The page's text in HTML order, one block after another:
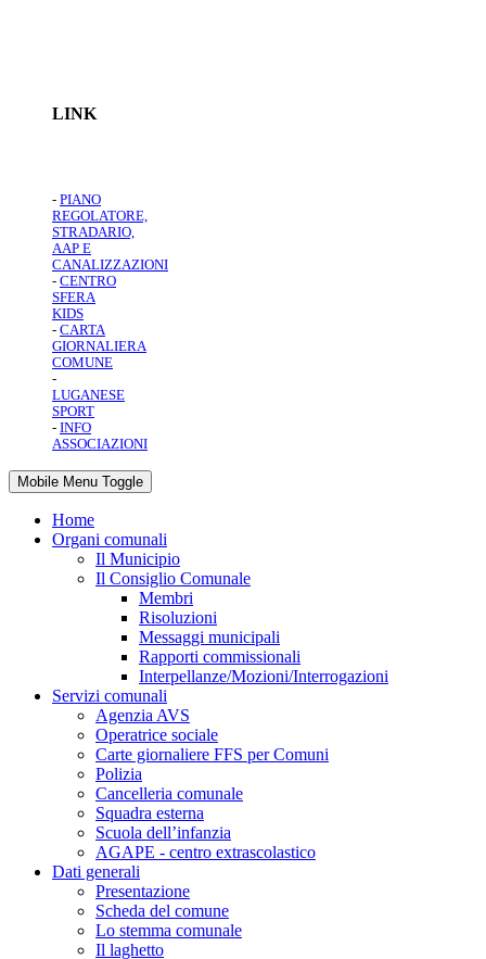
LINK
- PIANO
REGOLATORE,
STRADARIO,
AAP E
CANALIZZAZIONI
- CENTRO
SFERA
KIDS
- CARTA
GIORNALIERA
COMUNE
-
LUGANESE
SPORT
- INFO
ASSOCIAZIONI
Mobile Menu Toggle
Home
Organi comunali
Il Municipio
Il Consiglio Comunale
Membri
Risoluzioni
Messaggi municipali
Rapporti commissionali
Interpellanze/Mozioni/Interrogazioni
Servizi comunali
Agenzia AVS
Operatrice sociale
Carte giornaliere FFS per Comuni
Polizia
Cancelleria comunale
Squadra esterna
Scuola dell’infanzia
AGAPE - centro extrascolastico
Dati generali
Presentazione
Scheda del comune
Lo stemma comunale
Il laghetto